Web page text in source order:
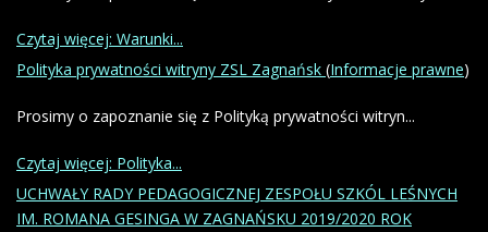
Czytaj więcej: Warunki...
Polityka prywatności witryny ZSL Zagnańsk (Informacje prawne)
Prosimy o zapoznanie się z Polityką prywatności witryn...
Czytaj więcej: Polityka...
UCHWAŁY RADY PEDAGOGICZNEJ ZESPOŁU SZKÓL LEŚNYCH
IM. ROMANA GESINGA W ZAGNAŃSKU 2019/2020 ROK